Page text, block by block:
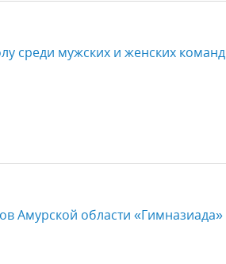
среди мужских и женских команд
Амурской области «Гимназиада»